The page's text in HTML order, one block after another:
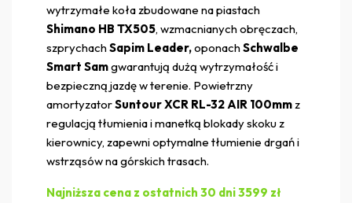
wytrzymałe koła zbudowane na piastach
Shimano HB TX505, wzmacnianych obręczach,
szprychachSapim Leader,oponachSchwalbe
Smart Samgwarantują dużą wytrzymałość i
bezpieczną jazdę w terenie. Powietrzny
amortyzatorSuntour XCR RL-32 AIR 100mmz
regulacją tłumienia i manetką blokady skoku z
kierownicy, zapewni optymalne tłumienie drgań i
wstrząsów na górskich trasach.
Najniższa cena z ostatnich 30 dni 3599 zł